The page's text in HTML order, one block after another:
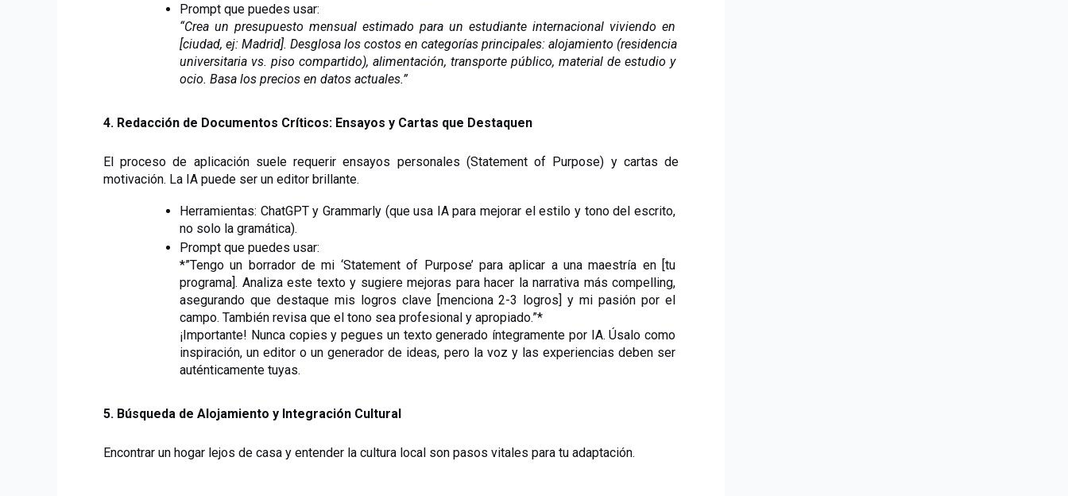
Prompt que puedes usar:
“Crea un presupuesto mensual estimado para un estudiante internacional viviendo en
[ciudad, ej: Madrid]. Desglosa los costos en categorías principales: alojamiento (residencia
universitaria vs. piso compartido), alimentación, transporte público, material de estudio y
ocio. Basa los precios en datos actuales.”
4. Redacción de Documentos Críticos: Ensayos y Cartas que Destaquen
El proceso de aplicación suele requerir ensayos personales (Statement of Purpose) y cartas de
motivación. La IA puede ser un editor brillante.
Herramientas: ChatGPT y Grammarly (que usa IA para mejorar el estilo y tono del escrito,
no solo la gramática).
Prompt que puedes usar:
*”Tengo un borrador de mi ‘Statement of Purpose’ para aplicar a una maestría en [tu
programa]. Analiza este texto y sugiere mejoras para hacer la narrativa más compelling,
asegurando que destaque mis logros clave [menciona 2-3 logros] y mi pasión por el
campo. También revisa que el tono sea profesional y apropiado.”*
¡Importante! Nunca copies y pegues un texto generado íntegramente por IA. Úsalo como
inspiración, un editor o un generador de ideas, pero la voz y las experiencias deben ser
auténticamente tuyas.
5. Búsqueda de Alojamiento y Integración Cultural
Encontrar un hogar lejos de casa y entender la cultura local son pasos vitales para tu adaptación.